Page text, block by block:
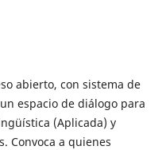
abierto, con sistema de
espacio de diálogo para
(Aplicada) y
Convoca a quienes